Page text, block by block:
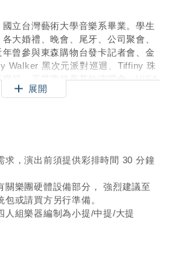
立台灣藝術大學音樂系畢業。學生
大婚禮、晚會、尾牙、公司聚會、
曾參與東森購物台發卡記者會、金
Walker 黑次元派對巡迴、Tiffiny 珠
節、王芷蕾慈善募款演唱會、VISA
融菁英獎頒獎等。
展開
求，演出前須提供彩排時間 30 分鐘
關樂團硬體設備部分， 強烈建議至
或請買方另行準備。
人組樂器編制為小提/中提/大提